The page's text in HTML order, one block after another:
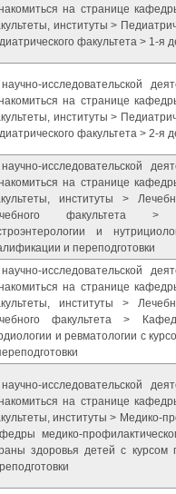
на странице
институты >
факультета > 1-я
исследовательской
на странице
институты >
факультета > 2-я
исследовательской
на странице
институты >
факультета >
и
и переподготовки
исследовательской
на странице
институты >
факультета >
и ревматологии с
исследовательской
на странице
институты > Медико-
медико-
здоровья детей с курсом